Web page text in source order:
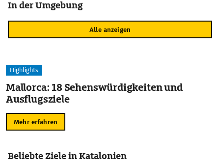
In der Umgebung
Alle anzeigen
Highlights
Mallorca: 18 Sehenswürdigkeiten und
Ausflugsziele
Mehr erfahren
Beliebte Ziele in Katalonien